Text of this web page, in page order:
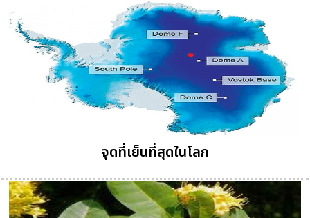
จุดที่เย็นที่สุดในโลก